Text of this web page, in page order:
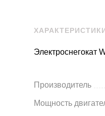
Электроснегокат
Производитель
Мощность